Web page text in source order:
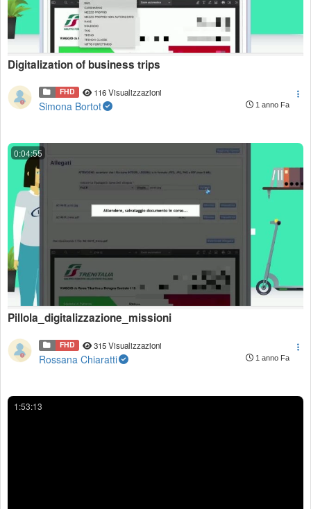
Digitalization of business trips
FHD 116 Visualizzazioni
Simona Bortot 1 anno Fa
0:04:55
Pillola_digitalizzazione_missioni
FHD 315 Visualizzazioni
Rossana Chiaratti 1 anno Fa
1:53:13